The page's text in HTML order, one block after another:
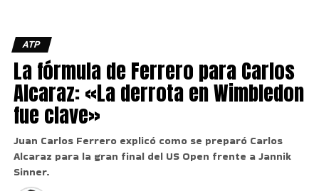
ATP
La fórmula de Ferrero para Carlos
Alcaraz: «La derrota en Wimbledon
fue clave»
Juan Carlos Ferrero explicó como se preparó Carlos
Alcaraz para la gran final del US Open frente a Jannik
Sinner.